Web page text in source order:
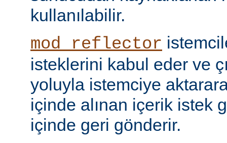
kullanılabilir.
mod_reflector
isteklerini kabul eder ve
yoluyla istemciye
içinde alınan içerik istek
içinde geri gönderir.